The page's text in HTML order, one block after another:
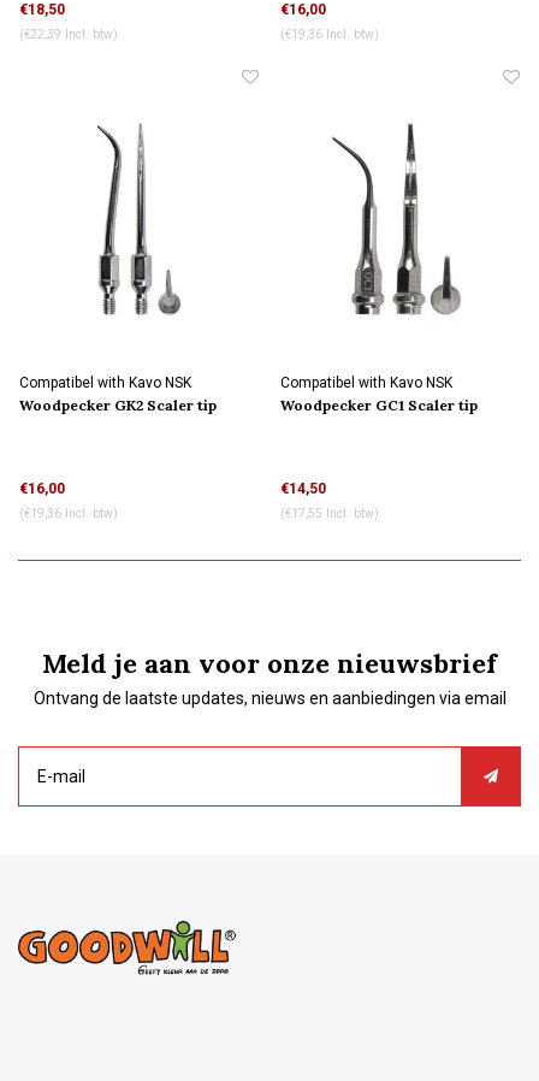
€18,50
(€22,39 Incl. btw)
€16,00
(€19,36 Incl. btw)
Compatibel with Kavo NSK
connection
Woodpecker GK2 Scaler tip
€16,00
(€19,36 Incl. btw)
Compatibel with Kavo NSK
connection
Woodpecker GC1 Scaler tip
€14,50
(€17,55 Incl. btw)
Meld je aan voor onze nieuwsbrief
Ontvang de laatste updates, nieuws en aanbiedingen via email